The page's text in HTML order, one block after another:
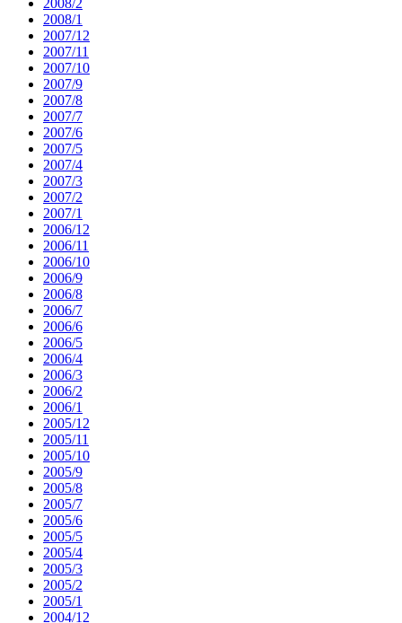
2008/1
2007/12
2007/11
2007/10
2007/9
2007/8
2007/7
2007/6
2007/5
2007/4
2007/3
2007/2
2007/1
2006/12
2006/11
2006/10
2006/9
2006/8
2006/7
2006/6
2006/5
2006/4
2006/3
2006/2
2006/1
2005/12
2005/11
2005/10
2005/9
2005/8
2005/7
2005/6
2005/5
2005/4
2005/3
2005/2
2005/1
2004/12